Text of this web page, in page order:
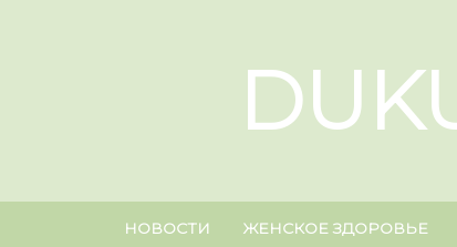
НОВОСТИ ЖЕНСКОЕ ЗДОРОВЬЕ